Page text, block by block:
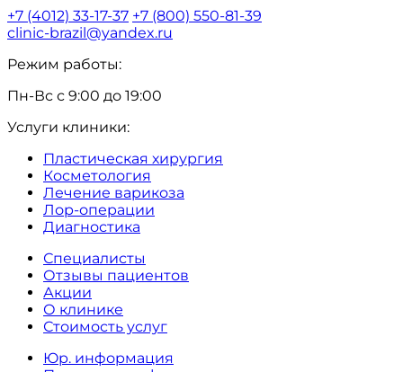
+7 (4012) 33-17-37 +7 (800) 550-81-39
clinic-brazil@yandex.ru
Режим работы:
Пн-Вс с 9:00 до 19:00
Услуги клиники:
Пластическая хирургия
Косметология
Лечение варикоза
Лор-операции
Диагностика
Специалисты
Отзывы пациентов
Акции
О клинике
Стоимость услуг
Юр. информация